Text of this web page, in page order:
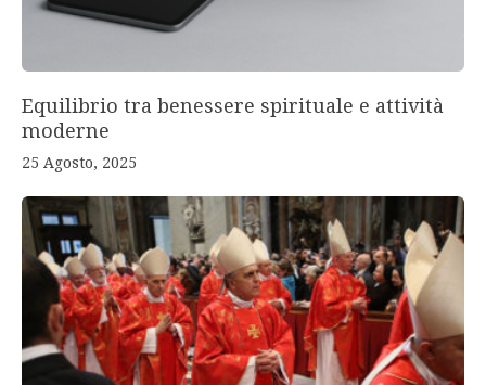
Equilibrio tra benessere spirituale e attività
moderne
25 Agosto, 2025